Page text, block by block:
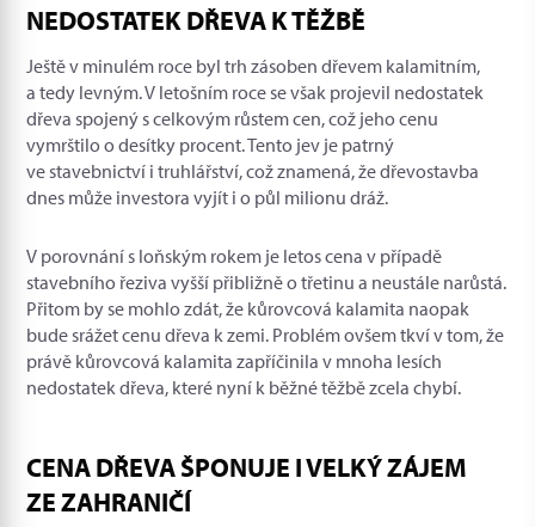
NEDOSTATEK DŘEVA K TĚŽBĚ
Ještě v minulém roce byl trh zásoben dřevem kalamitním,
a tedy levným. V letošním roce se však projevil nedostatek
dřeva spojený s celkovým růstem cen, což jeho cenu
vymrštilo o desítky procent. Tento jev je patrný
ve stavebnictví i truhlářství, což znamená, že dřevostavba
dnes může investora vyjít i o půl milionu dráž.
V porovnání s loňským rokem je letos cena v případě
stavebního řeziva vyšší přibližně o třetinu a neustále narůstá.
Přitom by se mohlo zdát, že kůrovcová kalamita naopak
bude srážet cenu dřeva k zemi. Problém ovšem tkví v tom, že
právě kůrovcová kalamita zapříčinila v mnoha lesích
nedostatek dřeva, které nyní k běžné těžbě zcela chybí.
CENA DŘEVA ŠPONUJE I VELKÝ ZÁJEM
ZE ZAHRANIČÍ